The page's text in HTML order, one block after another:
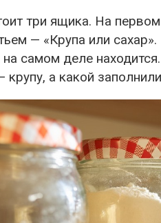
три ящика. На
— «Крупа или
на самом деле
крупу, а какой